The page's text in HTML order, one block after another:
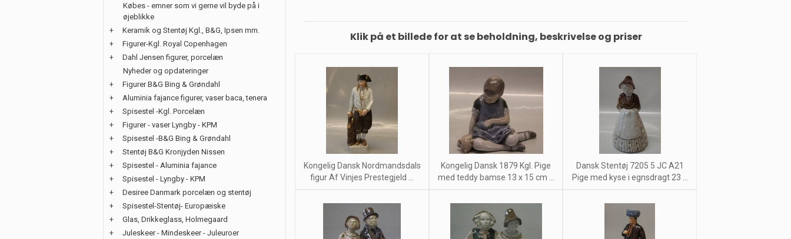
Klik på et billede for at se beholdning, beskrivelse og priser
Kongelig Dansk Nordmandsdals
figur Af Vinjes Prestegjeld ...
Kongelig Dansk 1879 Kgl. Pige
med teddy bamse 13 x 15 cm ...
Dansk Stentøj 7205 5 JC A21
Pige med kyse i egnsdragt 23 ...
Købes - emner som vi gerne vil byde på i
øjeblikke
+
Keramik og Stentøj Kgl., B&G, Ipsen mm.
+
Figurer-Kgl. Royal Copenhagen
+
Dahl Jensen figurer, porcelæn
Nyheder og opdateringer
+
Figurer B&G Bing & Grøndahl
+
Aluminia fajance figurer, vaser baca, tenera
+
Spisestel -Kgl. Porcelæn
+
Figurer - vaser Lyngby - KPM
+
Spisestel -B&G Bing & Grøndahl
+
Stentøj B&G Kronjyden Nissen
+
Spisestel - Aluminia fajance
+
Spisestel - Lyngby - KPM
+
Desiree Danmark porcelæn og stentøj
+
Spisestel-Stentøj- Europæiske
+
Glas, Drikkeglass, Holmegaard
+
Juleskeer - Mindeskeer - Juleuroer